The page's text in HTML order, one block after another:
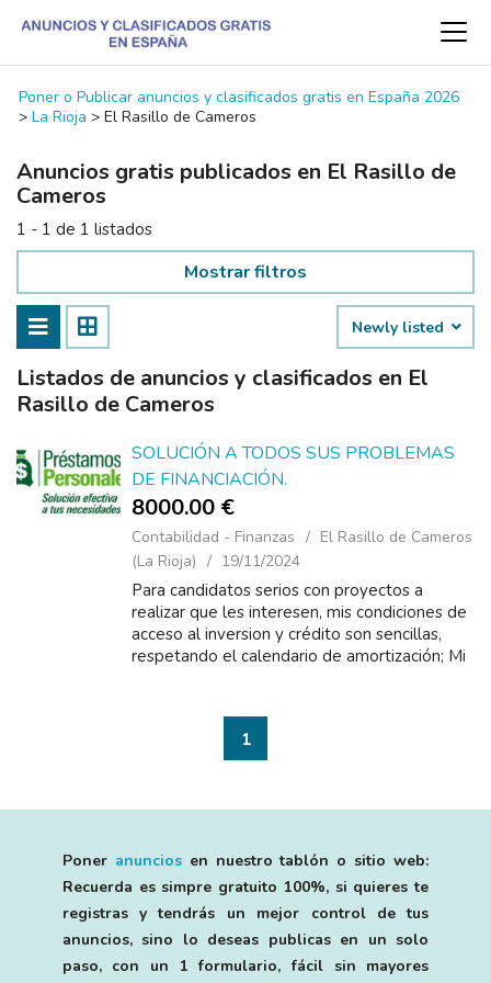
Poner o Publicar anuncios y clasificados gratis en España 2026
> La Rioja > El Rasillo de Cameros
Anuncios gratis publicados en El Rasillo de
Cameros
1 - 1 de 1 listados
Mostrar filtros
Newly listed
Listados de anuncios y clasificados en El
Rasillo de Cameros
SOLUCIÓN A TODOS SUS PROBLEMAS
DE FINANCIACIÓN.
8000.00 €
Contabilidad - Finanzas
El Rasillo de Cameros
(La Rioja)
19/11/2024
Para candidatos serios con proyectos a
realizar que les interesen, mis condiciones de
acceso al inversion y crédito son sencillas,
respetando el calendario de amortización; Mi
1
Poner anunciosen nuestro tablón o sitio web:
Recuerda es simpre gratuito 100%, si quieres te
registras y tendrás un mejor control de tus
anuncios, sino lo deseas publicas en un solo
paso, con un 1 formulario, fácil sin mayores